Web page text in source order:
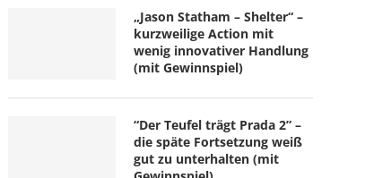
„Jason Statham – Shelter“ –
kurzweilige Action mit
wenig innovativer Handlung
(mit Gewinnspiel)
“Der Teufel trägt Prada 2” –
die späte Fortsetzung weiß
gut zu unterhalten (mit